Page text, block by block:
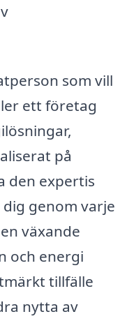
som vill
ett företag
på
den expertis
genom varje
växande
och energi
tillfälle
nytta av